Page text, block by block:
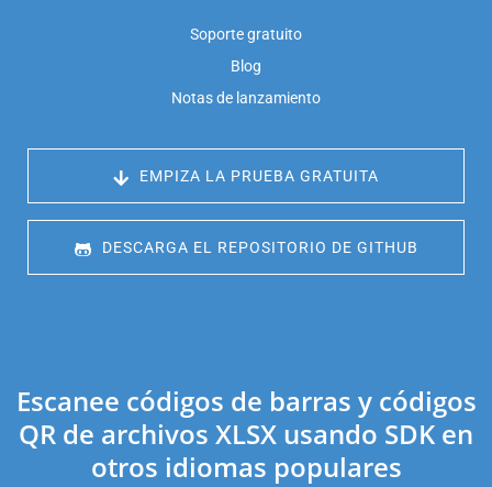
Soporte gratuito
Blog
Notas de lanzamiento
EMPIZA LA PRUEBA GRATUITA
DESCARGA EL REPOSITORIO DE GITHUB
Escanee códigos de barras y códigos
QR de archivos XLSX usando SDK en
otros idiomas populares